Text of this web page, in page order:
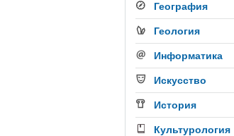
География
Геология
Информатика
Искусство
История
Культурология
Инфракрасный мир глазами биофизика